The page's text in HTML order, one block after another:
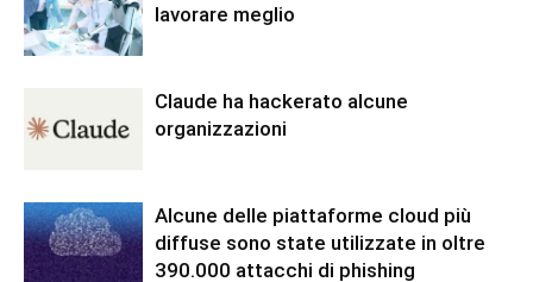
lavorare meglio
Claude ha hackerato alcune
organizzazioni
Alcune delle piattaforme cloud più
diffuse sono state utilizzate in oltre
390.000 attacchi di phishing